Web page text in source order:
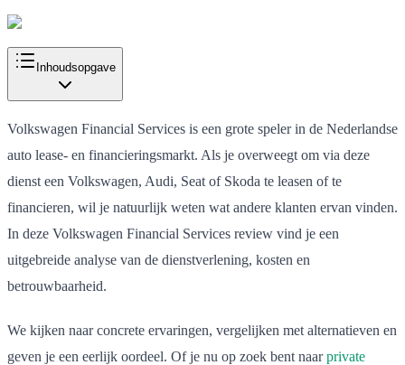
Inhoudsopgave
Volkswagen Financial Services is een grote speler in de Nederlandse
auto lease- en financieringsmarkt. Als je overweegt om via deze
dienst een Volkswagen, Audi, Seat of Skoda te leasen of te
financieren, wil je natuurlijk weten wat andere klanten ervan vinden.
In deze Volkswagen Financial Services review vind je een
uitgebreide analyse van de dienstverlening, kosten en
betrouwbaarheid.
We kijken naar concrete ervaringen, vergelijken met alternatieven en
geven je een eerlijk oordeel. Of je nu op zoek bent naarprivate